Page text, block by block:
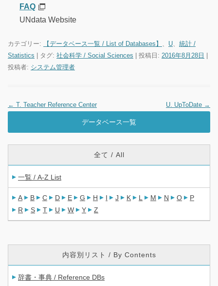
FAQ
UNdata Website
カテゴリー: 【データベース一覧 / List of Databases】 、 U、 統計 /
Statistics | タグ: 社会科学 / Social Sciences | 投稿日: 2016年8月28日
投稿者: システム管理者
投稿ナビゲーション
← T. Teacher Reference Center U. UpToDate →
データベース一覧
全て / All
一覧 / A-Z List
A B C D E G H I J K L M N O
P
R
S T U W Y Z
内容別リスト / By Contents
辞書・事典 / Reference DBs